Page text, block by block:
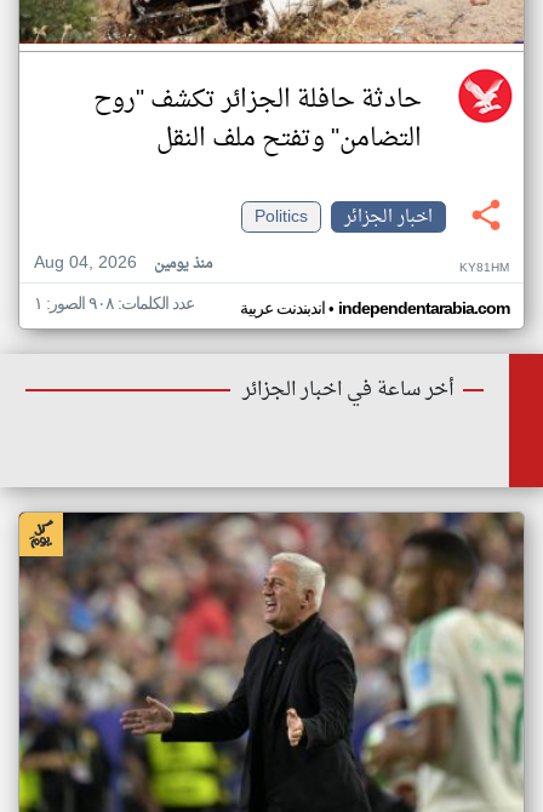
حادثة حافلة الجزائر تكشف "روح
التضامن" وتفتح ملف النقل
اخبار الجزائر
Politics
Aug 04, 2026
منذ يومين KY81HM
اندبندنت عربية• independentarabia.com عدد الكلمات: ٩٠٨ الصور: ١
أخر ساعة في اخبار الجزائر